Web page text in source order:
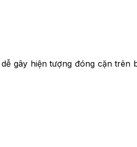
gây hiện tượng đóng cặn trên